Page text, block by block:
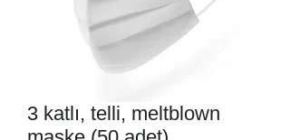
3 katlı, telli, meltblown